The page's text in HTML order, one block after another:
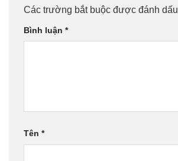
Các trường bắt buộc được đánh dấu
Bình luận *
Tên *